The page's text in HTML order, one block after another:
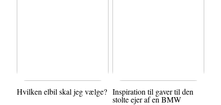
Hvilken elbil skal jeg vælge? Inspiration til gaver til den
stolte ejer af en BMW